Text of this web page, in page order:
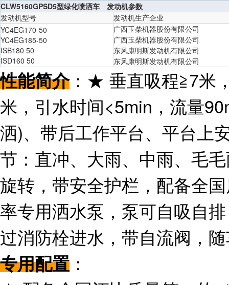
CLW5160GPSD5型绿化喷洒车 发动机参数
发动机型号
发动机生产企业
YC4EG170-50
YC4EG185-50
ISB180 50
ISD160 50
广西玉柴机器股份有限公司
广西玉柴机器股份有限公司
东风康明斯发动机有限公司
东风康明斯发动机有限公司
性能简介：★ 垂直吸程≧7米
米，引水时间<5min，流量
洒)、带后工作平台、平台上
节：直冲、大雨、中雨、毛
旋转，带安全护栏，配备全
率专用洒水泵，泵可自吸自
过消防栓进水，带自流阀，
专用配置 ：